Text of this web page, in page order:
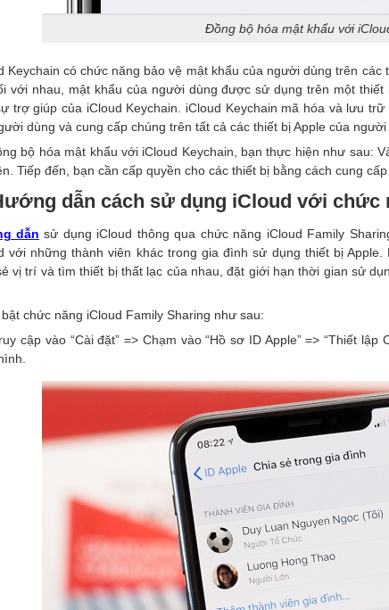
Đồng bộ hóa mật khẩu với
Keychain có chức năng bảo vệ mật khẩu của người dùng trên
với nhau, mật khẩu của người dùng được sử dụng trên một
trợ giúp của iCloud Keychain. iCloud Keychain mã hóa và lưu
dùng và cung cấp chúng trên tất cả các thiết bị Apple của người
bộ hóa mật khẩu với iCloud Keychain, bạn thực hiện như sau:
Tiếp đến, bạn cần cấp quyền cho các thiết bị bằng cách cung
dẫn cách sử dụng iCloud với chức
dẫn sử dụng iCloud thông qua chức năng iCloud Family
với những thành viên khác trong gia đình sử dụng thiết bị
vị trí và tìm thiết bị thất lạc của nhau, đặt giới hạn thời gian sử
chức năng iCloud Family Sharing như sau:
cập vào “Cài đặt” => Chạm vào “Hồ sơ ID Apple” => “Thiết